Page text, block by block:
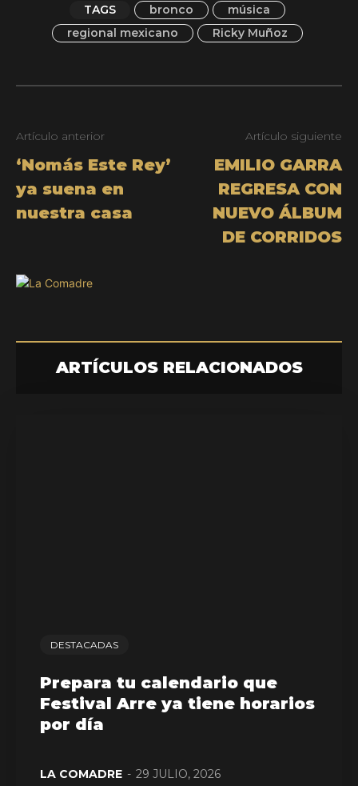
TAGS bronco
música
regional mexicano
Ricky Muñoz
Artículo anterior
‘Nomás Este Rey’
ya suena en
nuestra casa
Artículo siguiente
EMILIO GARRA
REGRESA CON
NUEVO ÁLBUM
DE CORRIDOS
ARTÍCULOS RELACIONADOS
DESTACADAS
Prepara tu calendario que
Festival Arre ya tiene horarios
por día
LA COMADRE - 29 JULIO, 2026